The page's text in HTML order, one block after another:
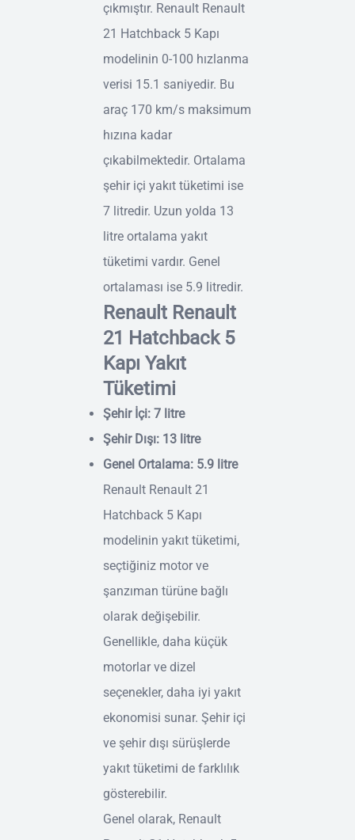
çıkmıştır. Renault Renault
21 Hatchback 5 Kapı
modelinin 0-100 hızlanma
verisi 15.1 saniyedir. Bu
araç 170 km/s maksimum
hızına kadar
çıkabilmektedir. Ortalama
şehir içi yakıt tüketimi ise
7 litredir. Uzun yolda 13
litre ortalama yakıt
tüketimi vardır. Genel
ortalaması ise 5.9 litredir.
Renault Renault
21 Hatchback 5
Kapı Yakıt
Tüketimi
Şehir İçi: 7 litre
Şehir Dışı: 13 litre
Genel Ortalama: 5.9 litre
Renault Renault 21
Hatchback 5 Kapı
modelinin yakıt tüketimi,
seçtiğiniz motor ve
şanzıman türüne bağlı
olarak değişebilir.
Genellikle, daha küçük
motorlar ve dizel
seçenekler, daha iyi yakıt
ekonomisi sunar. Şehir içi
ve şehir dışı sürüşlerde
yakıt tüketimi de farklılık
gösterebilir.
Genel olarak, Renault